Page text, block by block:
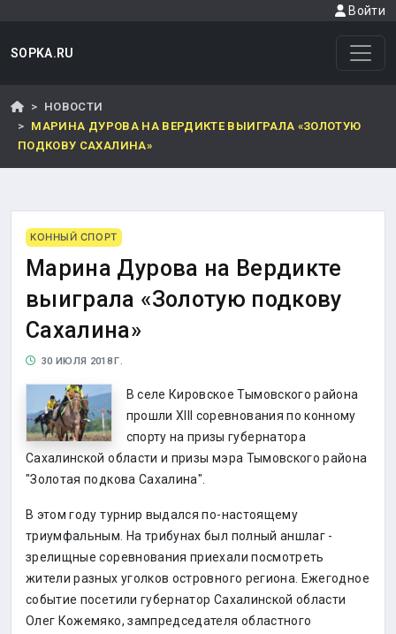
Войти
SOPKA.RU
НОВОСТИ
МАРИНА ДУРОВА НА ВЕРДИКТЕ ВЫИГРАЛА «ЗОЛОТУЮ
ПОДКОВУ САХАЛИНА»
КОННЫЙ СПОРТ
Марина Дурова на Вердикте
выиграла «Золотую подкову
Сахалина»
30 ИЮЛЯ 2018 Г.
В селе Кировское Тымовского района
прошли XIII соревнования по конному
спорту на призы губернатора
Сахалинской области и призы мэра Тымовского района
"Золотая подкова Сахалина".
В этом году турнир выдался по-настоящему
триумфальным. На трибунах был полный аншлаг -
зрелищные соревнования приехали посмотреть
жители разных уголков островного региона. Ежегодное
событие посетили губернатор Сахалинской области
Олег Кожемяко, зампредседателя областного